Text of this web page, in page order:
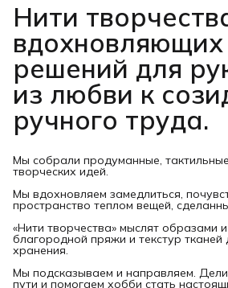
Нити
решений для
из любви к
ручного труда.
Мы собрали продуманные,
творческих идей.
Мы вдохновляем замедлиться,
пространство теплом вещей,
«Нити творчества» мыслят образами
благородной пряжи и текстур
хранения.
Мы подсказываем и направляем.
пути и помогаем хобби стать